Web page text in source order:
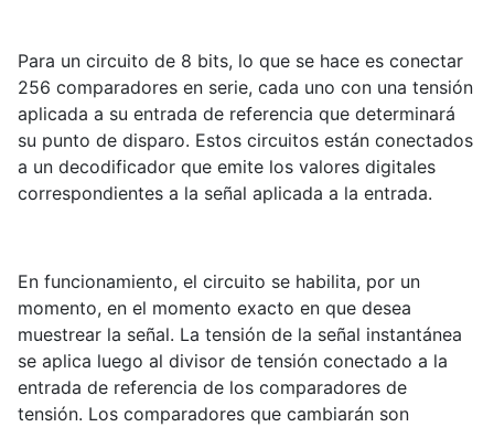
Para un circuito de 8 bits, lo que se hace es conectar
256 comparadores en serie, cada uno con una tensión
aplicada a su entrada de referencia que determinará
su punto de disparo. Estos circuitos están conectados
a un decodificador que emite los valores digitales
correspondientes a la señal aplicada a la entrada.
En funcionamiento, el circuito se habilita, por un
momento, en el momento exacto en que desea
muestrear la señal. La tensión de la señal instantánea
se aplica luego al divisor de tensión conectado a la
entrada de referencia de los comparadores de
tensión. Los comparadores que cambiarán son